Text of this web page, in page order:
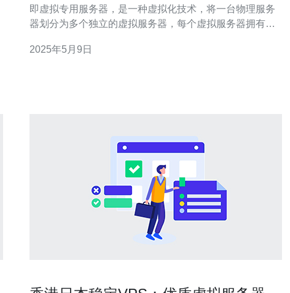
即虚拟专用服务器，是一种虚拟化技术，将一台物理服务
器划分为多个独立的虚拟服务器，每个虚拟服务器拥有独
2025年5月9日